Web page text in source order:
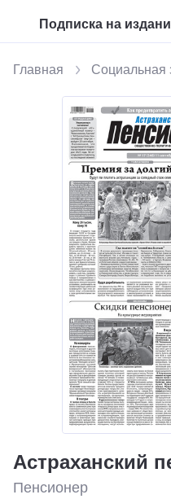
Подписка на
Главная Социальная
Астраханский
Пенсионер